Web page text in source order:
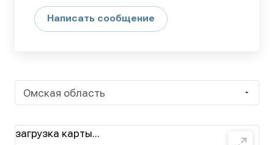
Омская область
загрузка карты...
Написать сообщение